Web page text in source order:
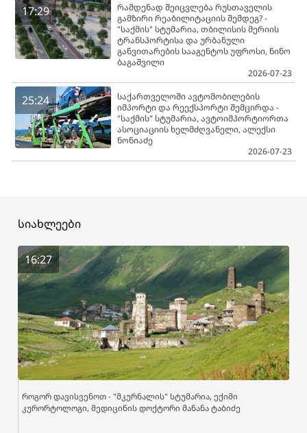
17:29
რამდენად შეიცვლება რუსთაველის
გამზირი რეაბილიტაციის შემდეგ? -
"საქმის" სტუმარია, თბილისის მერიის
ტრანსპორტისა და ურბანული
განვითარების სააგენტოს უფროსი, ნინო
ბაგაშვილი
2026-07-23
25:24
საქართველოში ავტომობილების
იმპორტი და რეექსპორტი შემცირდა -
"საქმის" სტუმარია, ავტოიმპორტიორთა
ასოციაციის ხელმძღვანელი, ალექსი
ნონიაძე
2026-07-23
სიახლეები
16:27
როგორ დავისვენოთ - "მკურნალის" სტუმარია, ექიმი
კურორტოლოგი, მედიცინის დოქტორი მანანა ტაბიძე